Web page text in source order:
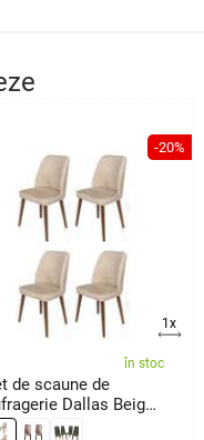
-20%
1x
în stoc
de scaune de
Dallas Beige
Brown, 4 buc.